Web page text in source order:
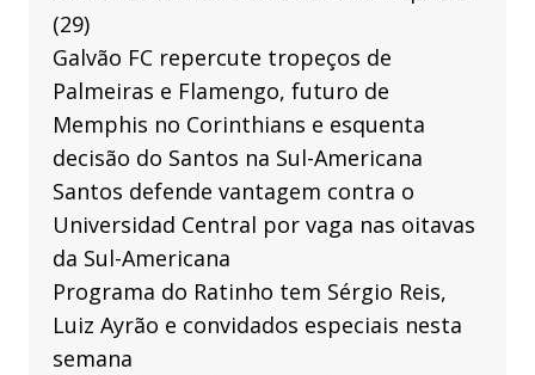
(29)
Galvão FC repercute tropeços de
Palmeiras e Flamengo, futuro de
Memphis no Corinthians e esquenta
decisão do Santos na Sul-Americana
Santos defende vantagem contra o
Universidad Central por vaga nas oitavas
da Sul-Americana
Programa do Ratinho tem Sérgio Reis,
Luiz Ayrão e convidados especiais nesta
semana